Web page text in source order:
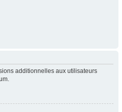
additionnelles aux utilisateurs